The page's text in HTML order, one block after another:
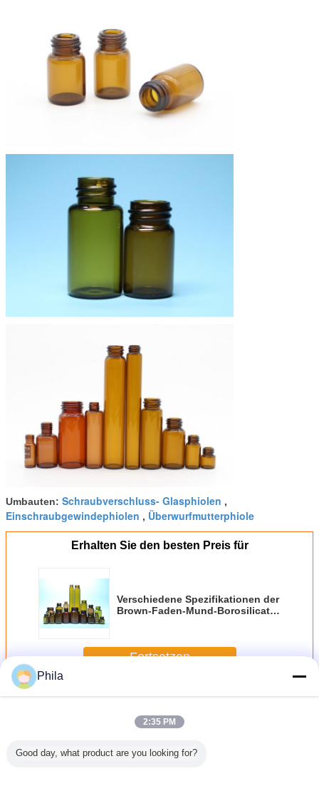
Umbauten: Schraubverschluss- Glasphiolen ,
Einschraubgewindephiolen , Überwurfmutterphiole
Erhalten Sie den besten Preis für
Verschiedene Spezifikationen der
Brown-Faden-Mund-Borosilicat-
Fortsetzen
MehrSchraubverschluss- Phiolen
Phila
2:35 PM
Good day, what product are you looking for?